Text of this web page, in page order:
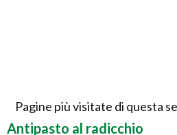
Pagine più visitate di questa
Antipasto al radicchio